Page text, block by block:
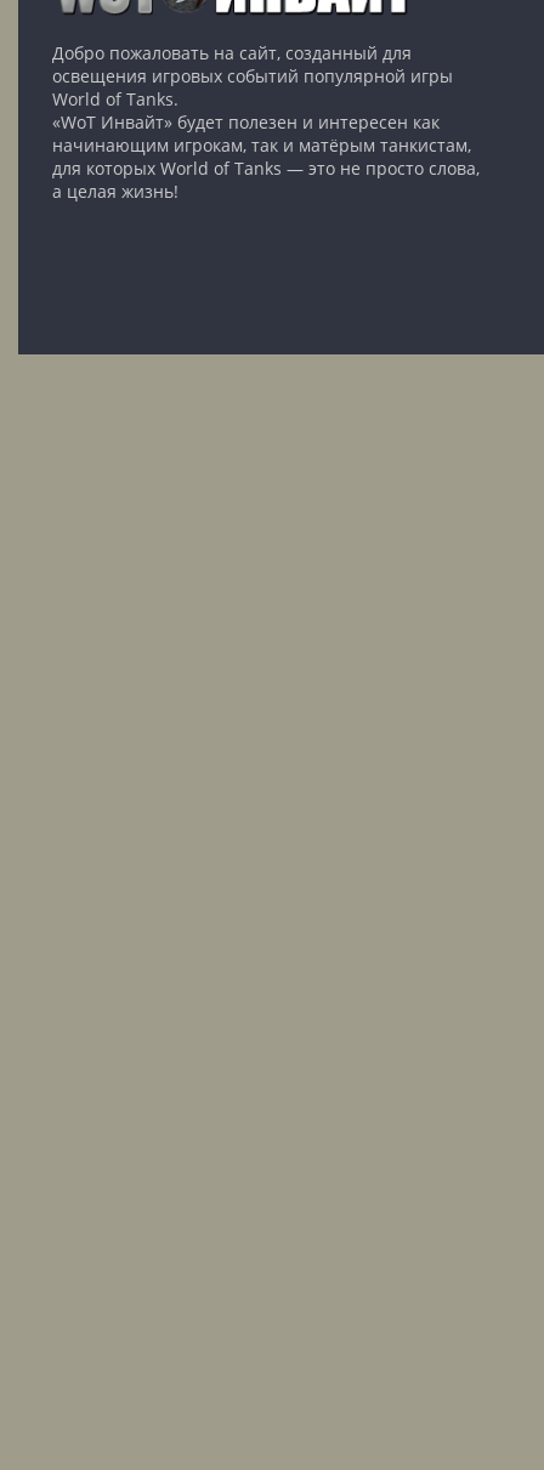
Добро пожаловать на сайт, созданный для
освещения игровых событий популярной игры
World of Tanks.
«WoT Инвайт» будет полезен и интересен как
начинающим игрокам, так и матёрым танкистам,
для которых World of Tanks — это не просто слова,
а целая жизнь!